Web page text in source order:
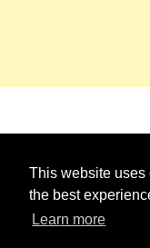
This website uses
the best
Learn more
Mein Wunsch: dass
alle Menschen den
Kriegstreibern